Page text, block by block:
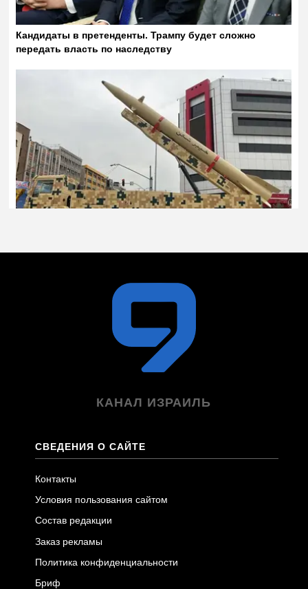
КАНАЛ ИЗРАИЛЬ
СВЕДЕНИЯ О САЙТЕ
Контакты
Условия пользования сайтом
Состав редакции
Заказ рекламы
Политика конфиденциальности
Бриф